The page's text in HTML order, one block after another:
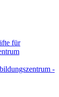
für
-